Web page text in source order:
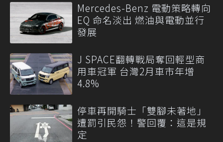
Mercedes-Benz 電動策略轉向
EQ 命名淡出 燃油與電動並行
發展
J SPACE翻轉戰局奪回輕型商
用車冠軍 台灣2月車市年增
4.8%
停車再開騎士「雙腳未著地」
遭罰引民怨！警回覆：這是規
定